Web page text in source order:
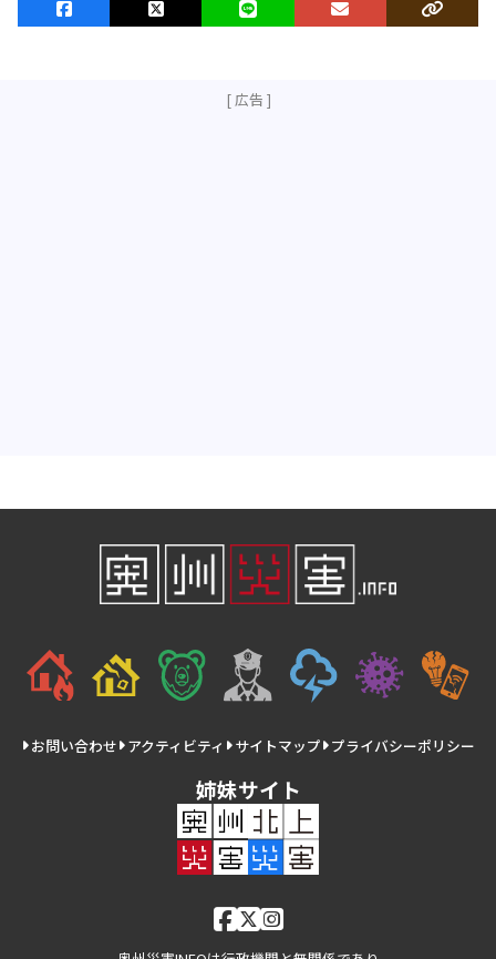
お問い合わせ アクティビティ サイトマップ プライバシーポリシー
姉妹サイト